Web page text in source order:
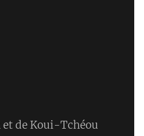
et de Koui-Tchéou